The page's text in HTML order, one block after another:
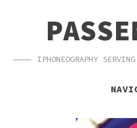
NAVIGATION
IPHONEOGRAPHY